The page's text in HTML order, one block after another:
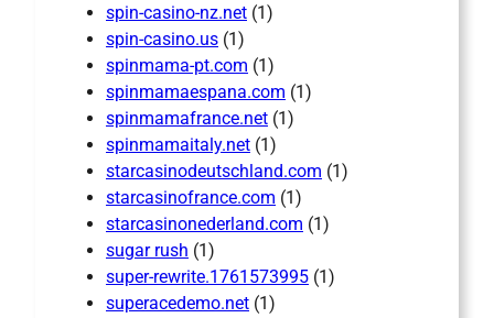
spin-casino-nz.net (1)
spin-casino.us (1)
spinmama-pt.com (1)
spinmamaespana.com (1)
spinmamafrance.net (1)
spinmamaitaly.net (1)
starcasinodeutschland.com (1)
starcasinofrance.com (1)
starcasinonederland.com (1)
sugar rush (1)
super-rewrite.1761573995 (1)
superacedemo.net (1)